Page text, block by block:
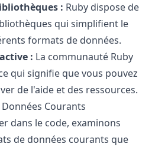
: Ruby dispose de
qui simplifient le
formats de données.
: La communauté Ruby
qui signifie que vous pouvez
de l'aide et des ressources.
Courants
dans le code, examinons
de données courants que